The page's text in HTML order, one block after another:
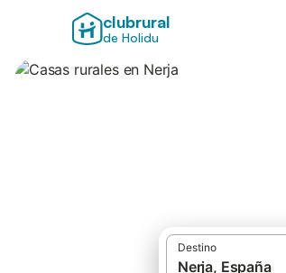
clubrural
de Holidu
Destino